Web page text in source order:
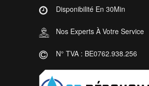
Disponibilité En 30Min
Nos Experts À Votre Service
N° TVA : BE0762.938.256